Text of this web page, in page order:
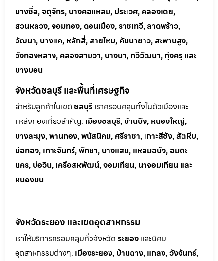
บางซื่อ, จตุจักร, บางคอแหลม, ประเวศ, คลองเตย,
สวนหลวง, จอมทอง, ดอนเมือง, ราชเทวี, ลาดพร้าว,
วัฒนา, บางแค, หลักสี่, สายไหม, คันนายาว, สะพานสูง,
วังทองหลาง, คลองสามวา, บางนา, ทวีวัฒนา, ทุ่งครุ และ
บางบอน
จังหวัดชลบุรี และพื้นที่เศรษฐกิจ
สำหรับลูกค้าในเขต ชลบุรี เราครอบคลุมทั้งในตัวเมืองและ
แหล่งท่องเที่ยวสำคัญ: เมืองชลบุรี, บ้านบึง, หนองใหญ่,
บางละมุง, พานทอง, พนัสนิคม, ศรีราชา, เกาะสีชัง, สัตหีบ,
บ่อทอง, เกาะจันทร์, พัทยา, บางแสน, แหลมฉบัง, อมตะ
นคร, บ่อวิน, เครือสหพัฒน์, จอมเทียน, นาจอมเทียน และ
หนองมน
จังหวัดระยอง และเขตอุตสาหกรรม
เราให้บริการครอบคลุมทั่วจังหวัด ระยอง และนิคม
อุตสาหกรรมต่างๆ: เมืองระยอง, บ้านฉาง, แกลง, วังจันทร์,